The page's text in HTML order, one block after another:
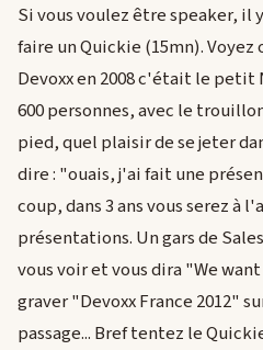
Si vous voulez être speaker, il
faire un Quickie (15mn). Voyez
Devoxx en 2008 c'était le petit
600 personnes, avec le
pied, quel plaisir de se jeter
dire : "ouais, j'ai fait une
coup, dans 3 ans vous serez à
présentations. Un gars de
vous voir et vous dira "We
graver "Devoxx France 2012"
passage... Bref tentez le